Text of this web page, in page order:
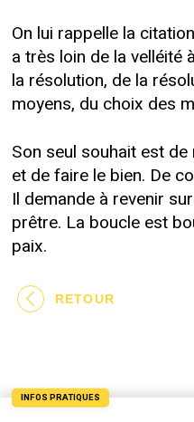
On lui rappelle la
a très loin de la velléité
la résolution, de la
moyens, du choix des
Son seul souhait est
et de faire le bien. De
Il demande à revenir
prêtre. La boucle est
paix.
RETOUR
INFOS PRATIQUES